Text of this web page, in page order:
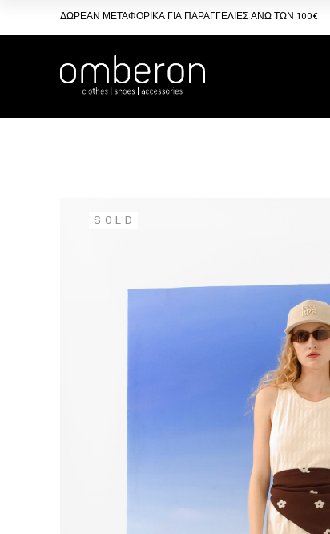
the
ΔΩΡΕΑΝ ΜΕΤΑΦΟΡΙΚΑ ΓΙΑ ΠΑΡΑΓΓΕΛΙΕΣ ΑΝΩ ΤΩΝ 100€
SOLD